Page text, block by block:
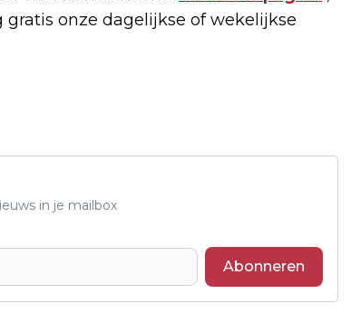
gratis onze dagelijkse of wekelijkse
in je mailbox
Abonneren